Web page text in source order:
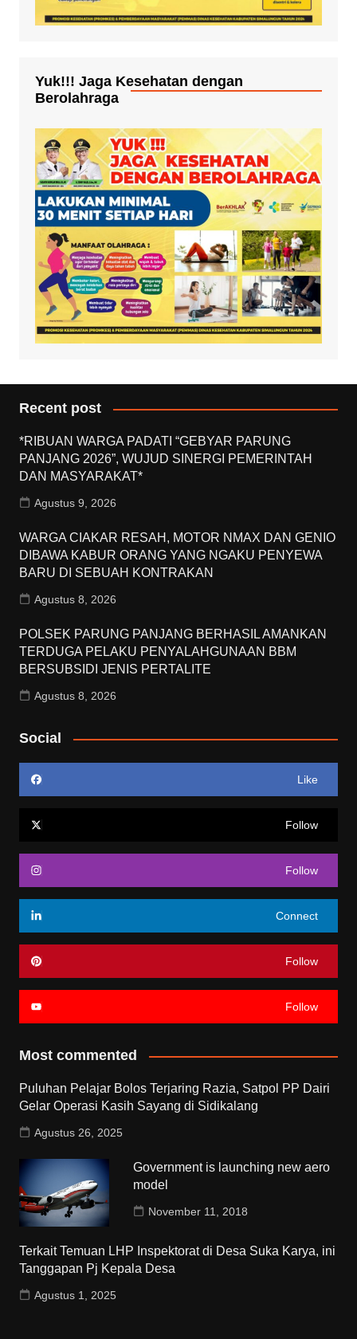
Yuk!!! Jaga Kesehatan dengan
Berolahraga
Recent post
*RIBUAN WARGA PADATI “GEBYAR PARUNG
PANJANG 2026”, WUJUD SINERGI PEMERINTAH
DAN MASYARAKAT*
Agustus 9, 2026
WARGA CIAKAR RESAH, MOTOR NMAX DAN GENIO
DIBAWA KABUR ORANG YANG NGAKU PENYEWA
BARU DI SEBUAH KONTRAKAN
Agustus 8, 2026
POLSEK PARUNG PANJANG BERHASIL AMANKAN
TERDUGA PELAKU PENYALAHGUNAAN BBM
BERSUBSIDI JENIS PERTALITE
Agustus 8, 2026
Social
Like
Follow
Follow
Connect
Follow
Follow
Most commented
Puluhan Pelajar Bolos Terjaring Razia, Satpol PP Dairi
Gelar Operasi Kasih Sayang di Sidikalang
Agustus 26, 2025
Government is launching new aero
model
November 11, 2018
Terkait Temuan LHP Inspektorat di Desa Suka Karya, ini
Tanggapan Pj Kepala Desa
Agustus 1, 2025